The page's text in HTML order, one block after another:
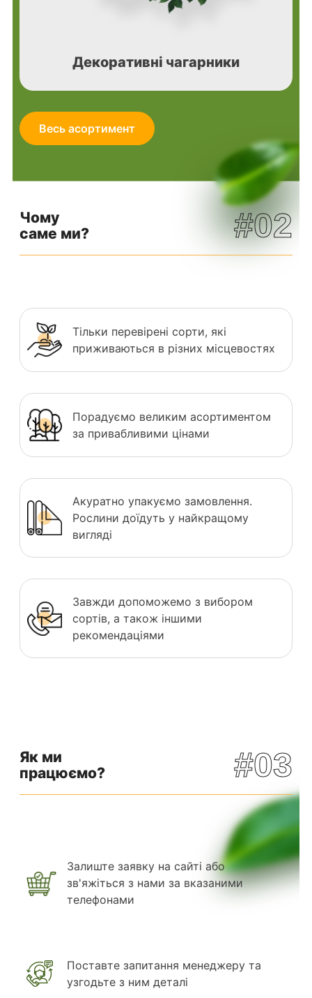
Декоративні чагарники
Весь асортимент
Чому
саме ми?
#02
Тільки перевірені сорти, які
приживаються в різних місцевостях
Порадуємо великим асортиментом
за привабливими цінами
Акуратно упакуємо замовлення.
Рослини доїдуть у найкращому
вигляді
Завжди допоможемо з вибором
сортів, а також іншими
рекомендаціями
Як ми
працюємо?
#03
Залиште заявку на сайті або
зв'яжіться з нами за вказаними
телефонами
Поставте запитання менеджеру та
узгодьте з ним деталі